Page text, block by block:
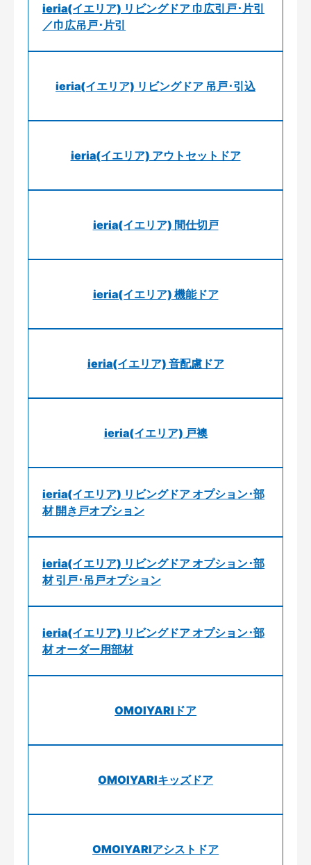
ieria(イエリア) リビングドア 巾広引戸･片引
／巾広吊戸･片引
ieria(イエリア) リビングドア 吊戸･引込
ieria(イエリア) アウトセットドア
ieria(イエリア) 間仕切戸
ieria(イエリア) 機能ドア
ieria(イエリア) 音配慮ドア
ieria(イエリア) 戸襖
ieria(イエリア) リビングドア オプション･部
材 開き戸オプション
ieria(イエリア) リビングドア オプション･部
材 引戸･吊戸オプション
ieria(イエリア) リビングドア オプション･部
材 オーダー用部材
OMOIYARIドア
OMOIYARIキッズドア
OMOIYARIアシストドア